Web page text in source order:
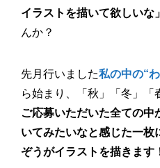
イラストを描いて欲しいな」
んか？
先月行いました私の中の“
ら始まり、「秋」「冬」「
ご応募いただいた全ての中
いてみたいなと感じた一枚
ぞうがイラストを描きます